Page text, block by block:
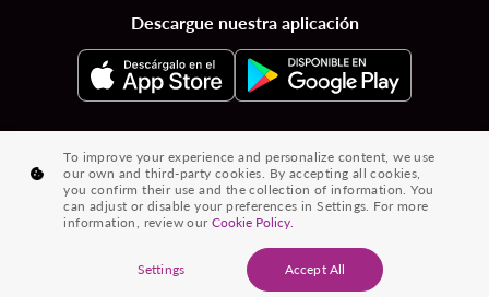
Descargue nuestra aplicación
Destinos por Países | Destinos por Ciudades | Vuelos desde País a País
Vuelos de Ciudad a Ciudad | Vuelos de Países a Ciudades |
Vuelos desde Ciudades | Vuelos desde Países
® 2026 Volaris y su logotipo son marcas registradas de Volaris
To improve your experience and personalize content, we use
our own and third-party cookies. By accepting all cookies,
you confirm their use and the collection of information. You
can adjust or disable your preferences in Settings. For more
information, review ourCookie Policy.
Settings Accept All